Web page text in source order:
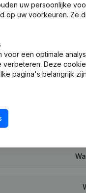
Oprichting (Nieuwe
uw persoonlijke
op uw voorkeuren. Ze
een optimale
verbeteren. Deze
pagina's belangrijk